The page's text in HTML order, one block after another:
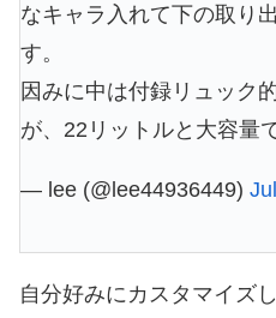
なキャラ入れて下の取り
す。
因みに中は付録リュック
が、22リットルと大容量
— lee (@lee44936449)
自分好みにカスタマイズ